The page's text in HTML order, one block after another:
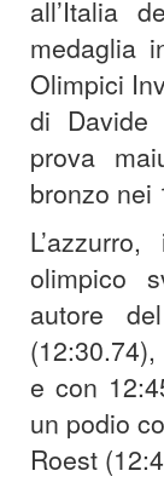
all’Italia
medaglia
Olimpici
di Davide
prova
bronzo nei
olimpico
autore
e con
un podio
Roest